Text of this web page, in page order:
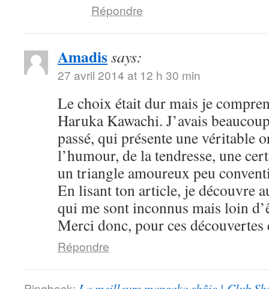
Répondre
Amadissays:
27 avril 2014 at 12 h 30 min
Le choix était dur mais je
Haruka Kawachi. J’avais
passé, qui présente une véritable
l’humour, de la tendresse, une
un triangle amoureux peu
En lisant ton article, je découvre
qui me sont inconnus mais loin
Merci donc, pour ces
Répondre